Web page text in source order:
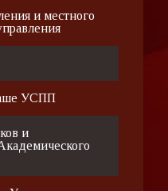
и местного
УСПП
и